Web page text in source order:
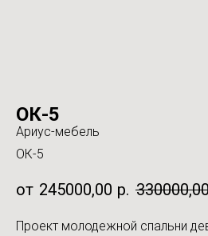
ОК-5
Ариус-мебель
ОК-5
245000,00 р.
Проект молодежной спальни